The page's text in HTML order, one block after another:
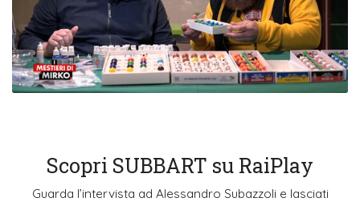
Scopri SUBBART su RaiPlay
Guarda l’intervista ad Alessandro Subazzoli e lasciati